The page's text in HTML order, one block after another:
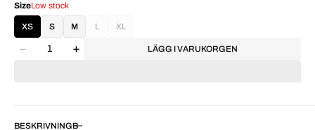
SizeLow stock
XS S M L XL
LÄGG I VARUKORGEN
BESKRIVNING